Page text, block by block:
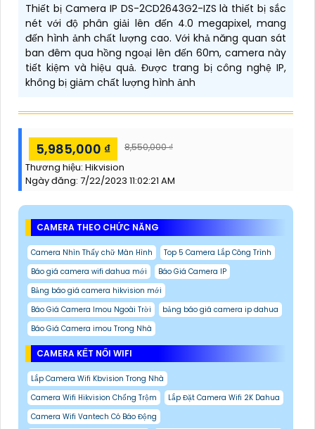
Thiết bị Camera IP DS-2CD2643G2-IZS là thiết bị sắc
nét với độ phân giải lên đến 4.0 megapixel, mang
đến hình ảnh chất lượng cao. Với khả năng quan sát
ban đêm qua hồng ngoại lên đến 60m, camera này
tiết kiệm và hiệu quả. Được trang bị công nghệ IP,
không bị giảm chất lượng hình ảnh
5,985,000 ₫ 8,550,000 ₫
Thương hiệu: Hikvision
Ngày đăng: 7/22/2023 11:02:21 AM
CAMERA THEO CHỨC NĂNG
Camera Nhìn Thấy chữ Màn Hình
Top 5 Camera Lắp Công Trình
Báo giá camera wifi dahua mới
Báo Giá Camera IP
Bảng báo giá camera hikvision mới
Báo Giá Camera Imou Ngoài Trời
bảng báo giá camera ip dahua
Báo Giá Camera imou Trong Nhà
CAMERA KẾT NỐI WIFI
Lắp Camera Wifi Kbvision Trong Nhà
Camera Wifi Hikvision Chống Trộm
Lắp Đặt Camera Wifi 2K Dahua
Camera Wifi Vantech Có Báo Động